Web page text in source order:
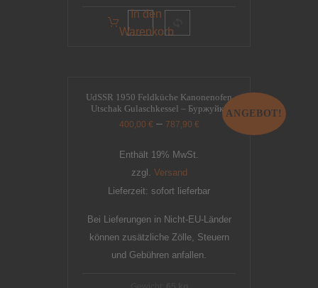
In den
Warenkorb
ANGEBOT!
UdSSR 1950 Feldküche Kanonenofen
Utschak Gulaschkessel – Буржуйка
400,00 € – 787,90 €
Enthält 19% MwSt.
zzgl. Versand
Lieferzeit: sofort lieferbar
Bei Lieferungen in Nicht-EU-Länder
können zusätzliche Zölle, Steuern
und Gebühren anfallen.